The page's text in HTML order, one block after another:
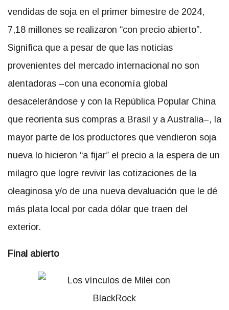
vendidas de soja en el primer bimestre de 2024,
7,18 millones se realizaron “con precio abierto”.
Significa que a pesar de que las noticias
provenientes del mercado internacional no son
alentadoras –con una economía global
desacelerándose y con la República Popular China
que reorienta sus compras a Brasil y a Australia–, la
mayor parte de los productores que vendieron soja
nueva lo hicieron “a fijar” el precio a la espera de un
milagro que logre revivir las cotizaciones de la
oleaginosa y/o de una nueva devaluación que le dé
más plata local por cada dólar que traen del
exterior.
Final abierto